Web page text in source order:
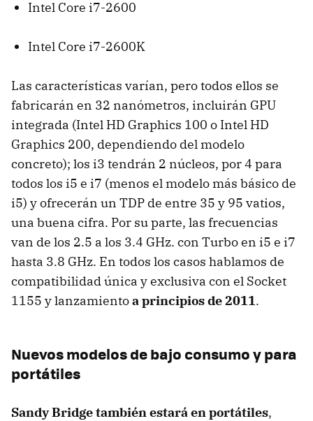
Intel Core i7-2600
Intel Core i7-2600K
Las características varían, pero todos ellos se
fabricarán en 32 nanómetros, incluirán GPU
integrada (Intel HD Graphics 100 o Intel HD
Graphics 200, dependiendo del modelo
concreto); los i3 tendrán 2 núcleos, por 4 para
todos los i5 e i7 (menos el modelo más básico de
i5) y ofrecerán un TDP de entre 35 y 95 vatios,
una buena cifra. Por su parte, las frecuencias
van de los 2.5 a los 3.4 GHz. con Turbo en i5 e i7
hasta 3.8 GHz. En todos los casos hablamos de
compatibilidad única y exclusiva con el Socket
1155 y lanzamientoa principios de 2011.
Nuevos modelos de bajo consumo y para
portátiles
Sandy Bridge también estará en portátiles,